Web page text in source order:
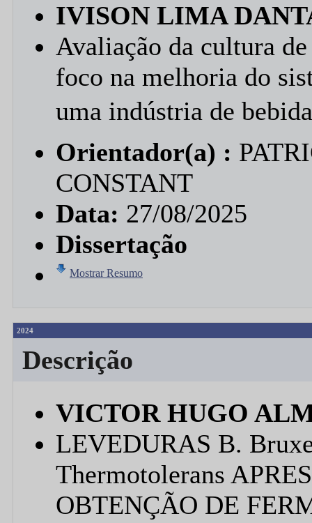
IVISON LIMA
Avaliação da cultura
foco na melhoria do
uma indústria de
Orientador(a) :
CONSTANT
Data: 27/08/2025
Dissertação
Mostrar Resumo
2024
Descrição
VICTOR HUGO
LEVEDURAS B.
Thermotolerans
OBTENÇÃO DE